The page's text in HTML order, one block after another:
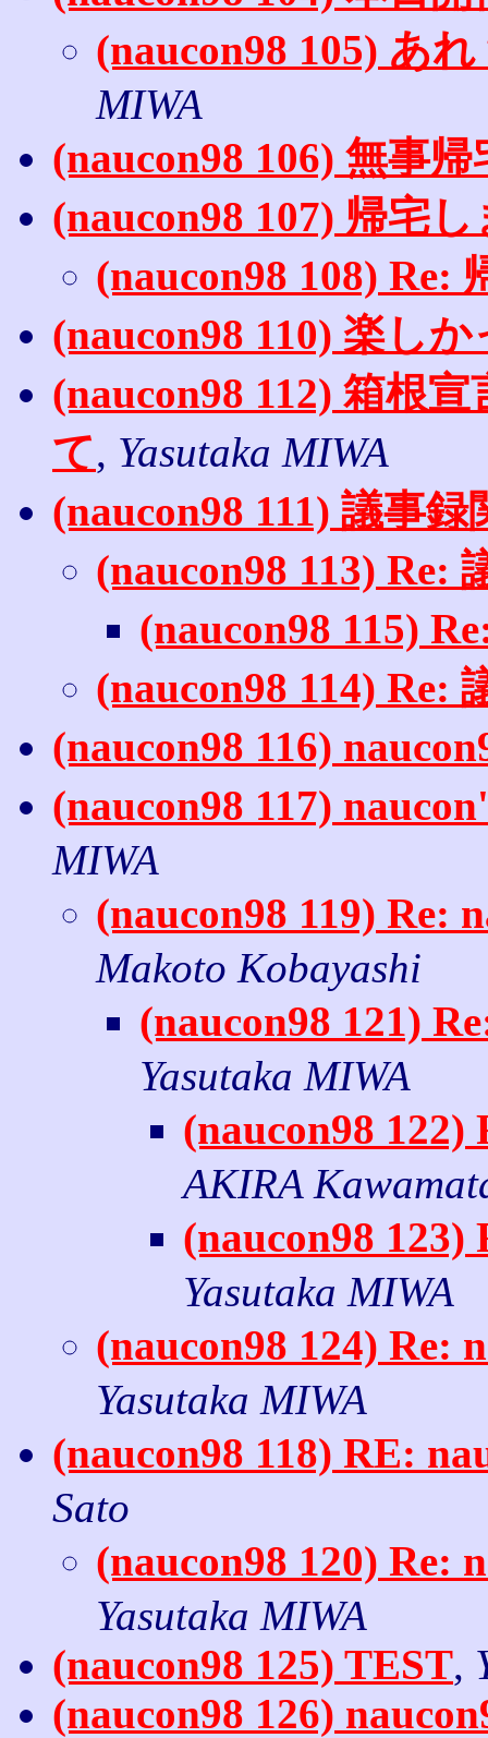
(naucon98 105) あ
MIWA
(naucon98 106) 無事
(naucon98 107) 帰宅
(naucon98 108) Re:
(naucon98 110) 楽し
(naucon98 112) 箱根
て, Yasutaka MIWA
(naucon98 111) 議事録
(naucon98 113) Re:
(naucon98 115)
(naucon98 114) Re:
(naucon98 116)
(naucon98 117)
MIWA
(naucon98 119) Re:
Makoto Kobayashi
(naucon98 121)
Yasutaka MIWA
(naucon98
AKIRA
(naucon98
Yasutaka MIWA
(naucon98 124) Re:
Yasutaka MIWA
(naucon98 118) RE:
Sato
(naucon98 120) Re:
Yasutaka MIWA
(naucon98 125) TEST,
(naucon98 126)